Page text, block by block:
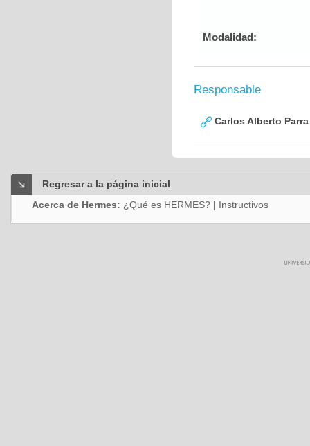
Modalidad:
Responsable
Carlos Alberto
Regresar a la página inicial
Acerca de Hermes: ¿Qué es HERMES? | Instructivos